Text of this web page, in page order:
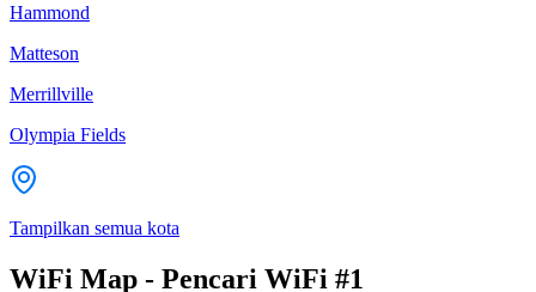
Hammond
Matteson
Merrillville
Olympia Fields
Tampilkan semua kota
WiFi Map - Pencari WiFi #1